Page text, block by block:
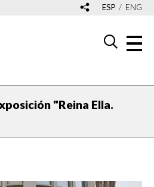
ESP ENG
"Reina Ella.